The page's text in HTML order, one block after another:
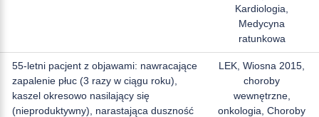
Kardiologia,
Medycyna
ratunkowa
55-letni pacjent z objawami: nawracające
zapalenie płuc (3 razy w ciągu roku),
kaszel okresowo nasilający się
(nieproduktywny), narastająca duszność
LEK, Wiosna 2015,
choroby
wewnętrzne,
onkologia, Choroby